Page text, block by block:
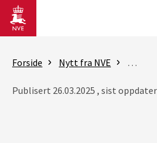
Gå til hovedinnhold
Forside Nytt fra NVE
Publisert 26.03.2025 , sist